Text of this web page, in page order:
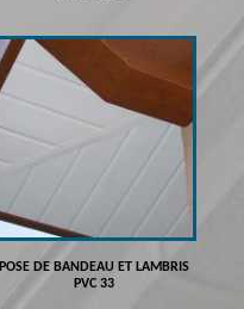
POSE DE BANDEAU ET LAMBRIS
PVC 33